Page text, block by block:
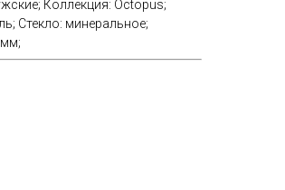
Коллекция: Octopus;
Стекло: минеральное;